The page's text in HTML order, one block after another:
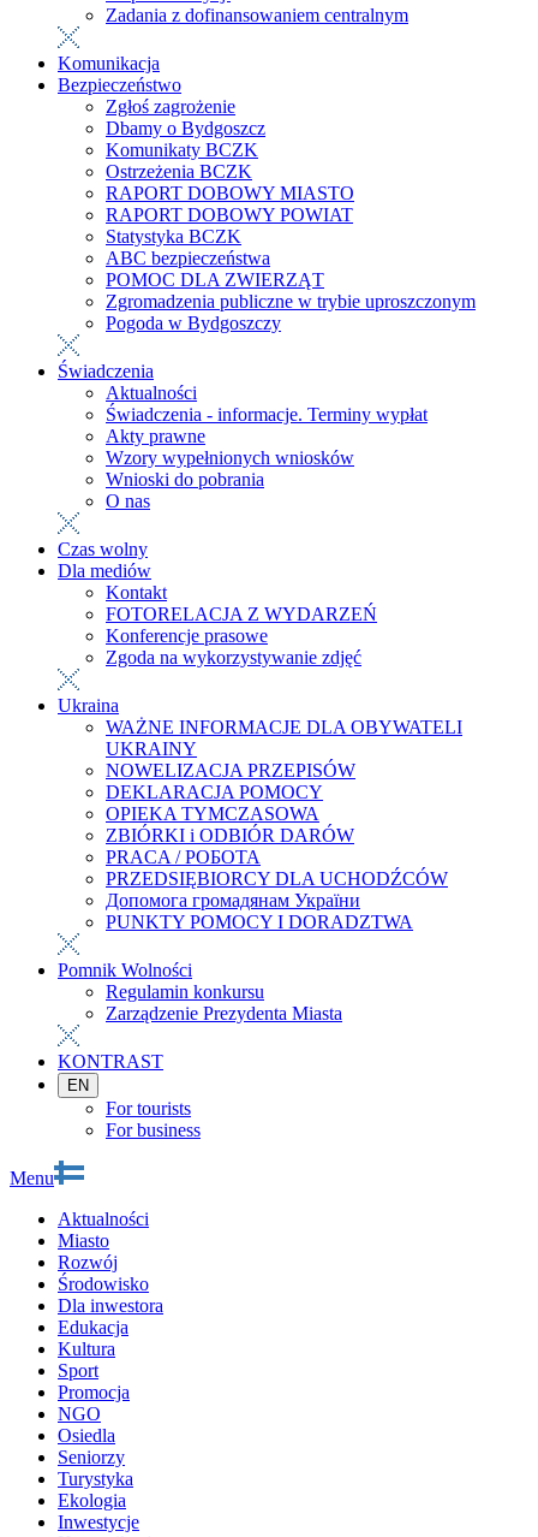
Zadania z dofinansowaniem centralnym
Komunikacja
Bezpieczeństwo
Zgłoś zagrożenie
Dbamy o Bydgoszcz
Komunikaty BCZK
Ostrzeżenia BCZK
RAPORT DOBOWY MIASTO
RAPORT DOBOWY POWIAT
Statystyka BCZK
ABC bezpieczeństwa
POMOC DLA ZWIERZĄT
Zgromadzenia publiczne w trybie uproszczonym
Pogoda w Bydgoszczy
Świadczenia
Aktualności
Świadczenia - informacje. Terminy wypłat
Akty prawne
Wzory wypełnionych wniosków
Wnioski do pobrania
O nas
Czas wolny
Dla mediów
Kontakt
FOTORELACJA Z WYDARZEŃ
Konferencje prasowe
Zgoda na wykorzystywanie zdjęć
Ukraina
WAŻNE INFORMACJE DLA OBYWATELI
UKRAINY
NOWELIZACJA PRZEPISÓW
DEKLARACJA POMOCY
OPIEKA TYMCZASOWA
ZBIÓRKI i ODBIÓR DARÓW
PRACA / РОБОТА
PRZEDSIĘBIORCY DLA UCHODŹCÓW
Допомога громадянам України
PUNKTY POMOCY I DORADZTWA
Pomnik Wolności
Regulamin konkursu
Zarządzenie Prezydenta Miasta
KONTRAST
EN
For tourists
For business
Menu
Aktualności
Miasto
Rozwój
Środowisko
Dla inwestora
Edukacja
Kultura
Sport
Promocja
NGO
Osiedla
Seniorzy
Turystyka
Ekologia
Inwestycje